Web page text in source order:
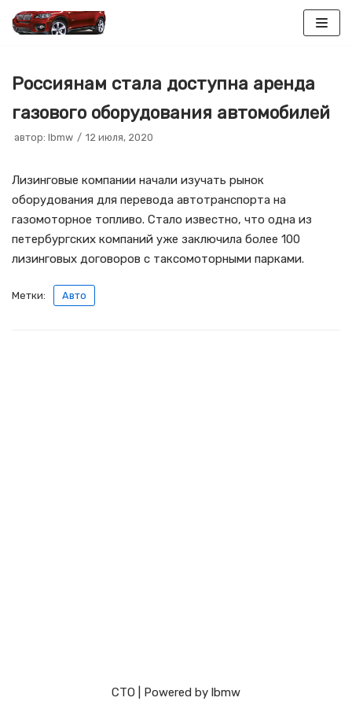
содержимому
Россиянам стала доступна аренда
газового оборудования автомобилей
автор: lbmw 12 июля, 2020
Лизинговые компании начали изучать рынок
оборудования для перевода автотранспорта на
газомоторное топливо. Стало известно, что одна из
петербургских компаний уже заключила более 100
лизинговых договоров с таксомоторными парками.
Метки: Авто
СТО | Powered by lbmw